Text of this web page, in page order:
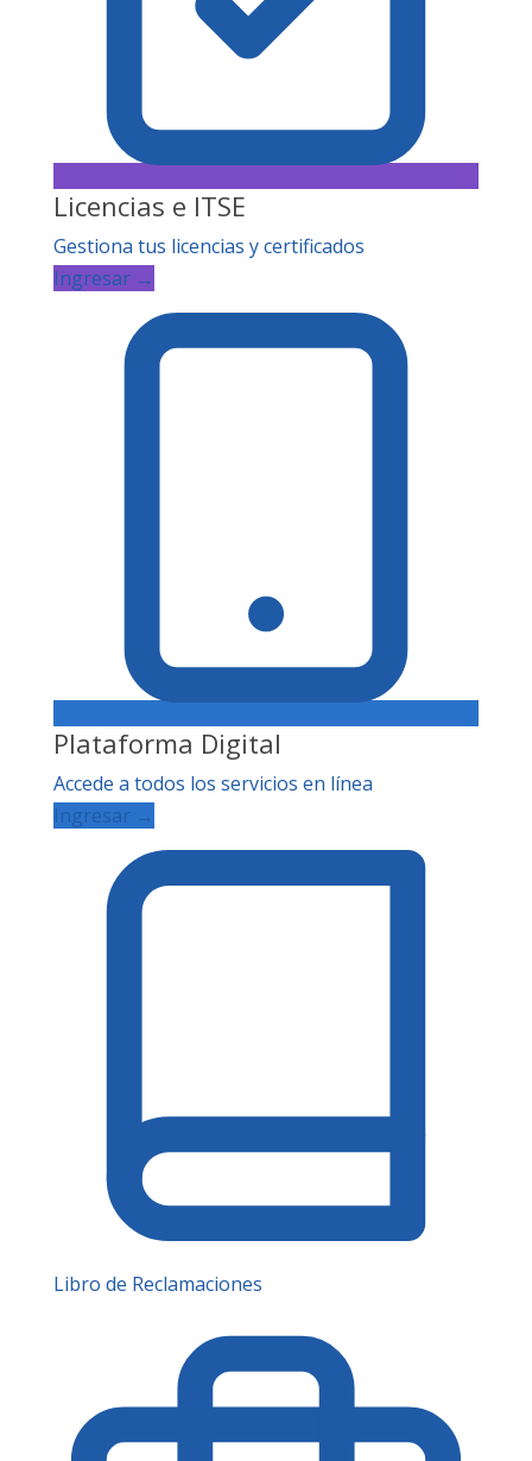
Licencias e ITSE
Gestiona tus licencias y certificados
Ingresar →
Plataforma Digital
Accede a todos los servicios en línea
Ingresar →
Libro de Reclamaciones